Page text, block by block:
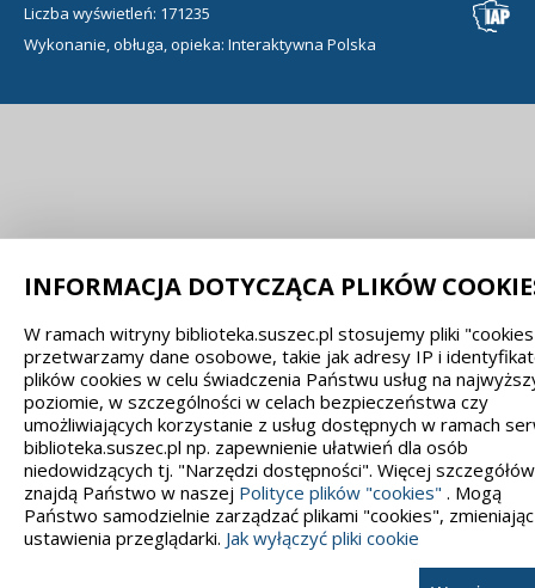
Liczba wyświetleń: 171235
Wykonanie, obługa, opieka: Interaktywna Polska
INFORMACJA DOTYCZĄCA PLIKÓW
W ramach witryny biblioteka.suszec.pl stosujemy pliki
przetwarzamy dane osobowe, takie jak adresy IP i
plików cookies w celu świadczenia Państwu usług na
poziomie, w szczególności w celach bezpieczeństwa czy
umożliwiających korzystanie z usług dostępnych w ramach
biblioteka.suszec.pl np. zapewnienie ułatwień dla osób
niedowidzących tj. "Narzędzi dostępności". Więcej szczegółów
znajdą Państwo w naszej Polityce plików "cookies" . Mogą
Państwo samodzielnie zarządzać plikami "cookies", zmieniając
ustawienia przeglądarki. Jak wyłączyć pliki cookie